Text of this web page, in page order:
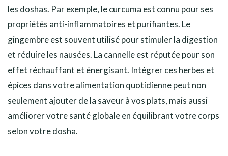
les doshas. Par exemple, le curcuma est connu pour ses
propriétés anti-inflammatoires et purifiantes. Le
gingembre est souvent utilisé pour stimuler la digestion
et réduire les nausées. La cannelle est réputée pour son
effet réchauffant et énergisant. Intégrer ces herbes et
épices dans votre alimentation quotidienne peut non
seulement ajouter de la saveur à vos plats, mais aussi
améliorer votre santé globale en équilibrant votre corps
selon votre dosha.